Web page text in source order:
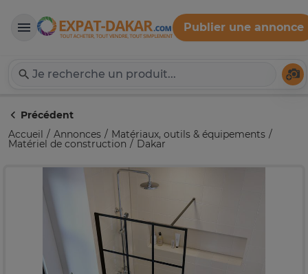
Expat-Dakar
Publier une annonce
Précédent
Accueil
Annonces Matériaux, outils & équipements
Matériel de construction Dakar